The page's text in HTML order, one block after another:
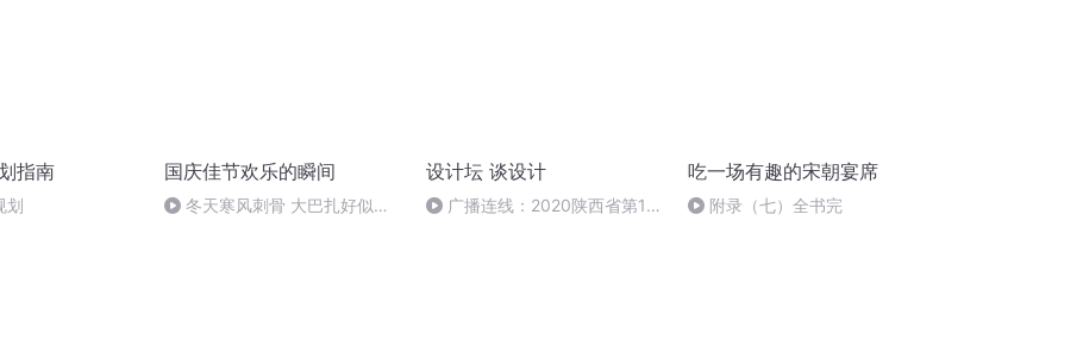
指南
划
国庆佳节欢乐的瞬间
冬天寒风刺骨 大巴扎好似温
设计坛 谈设计
广播连线：2020陕西省第11
吃一场有趣的宋朝宴席
附录（七）全书完